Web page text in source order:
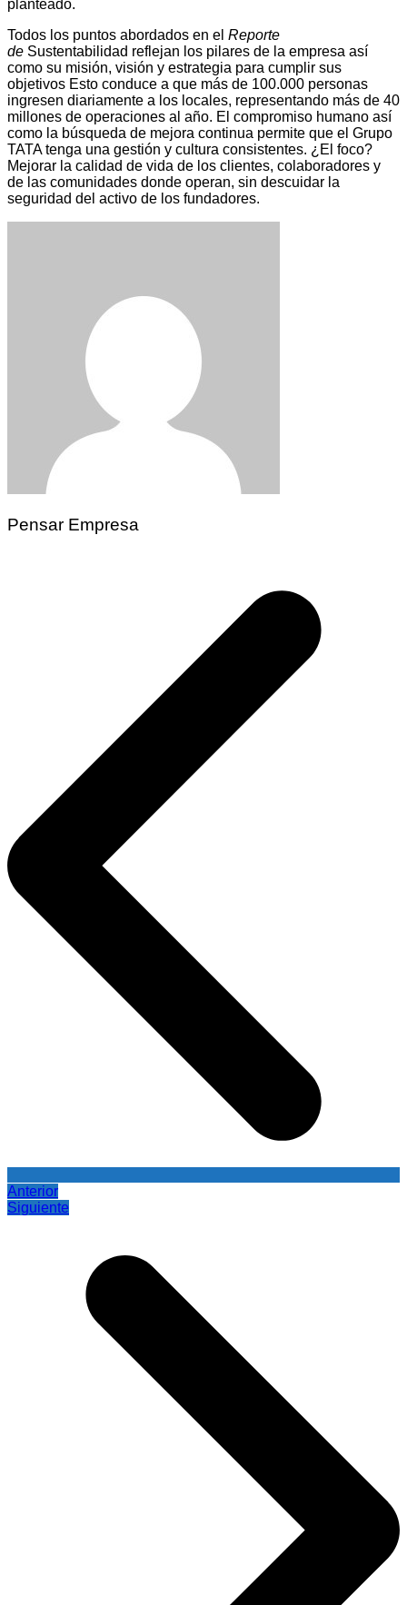
planteado.
Todos los puntos abordados en el Reporte
de Sustentabilidad reflejan los pilares de la empresa así
como su misión, visión y estrategia para cumplir sus
objetivos Esto conduce a que más de 100.000 personas
ingresen diariamente a los locales, representando más de 40
millones de operaciones al año. El compromiso humano así
como la búsqueda de mejora continua permite que el Grupo
TATA tenga una gestión y cultura consistentes. ¿El foco?
Mejorar la calidad de vida de los clientes, colaboradores y
de las comunidades donde operan, sin descuidar la
seguridad del activo de los fundadores.
Pensar Empresa
Anterior
Siguiente